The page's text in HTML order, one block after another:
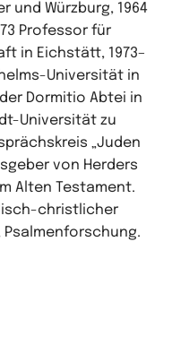
und Würzburg, 1964
Professor für
in Eichstätt, 1973–
Universität in
Dormitio Abtei in
Universität zu
„Juden
von Herders
Alten Testament.
christlicher